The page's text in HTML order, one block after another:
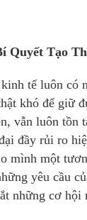
Quyết Tạo
tế luôn có
khó để giữ
vẫn luôn tồn
đầy rủi ro
mình một
yêu cầu
những cơ hội